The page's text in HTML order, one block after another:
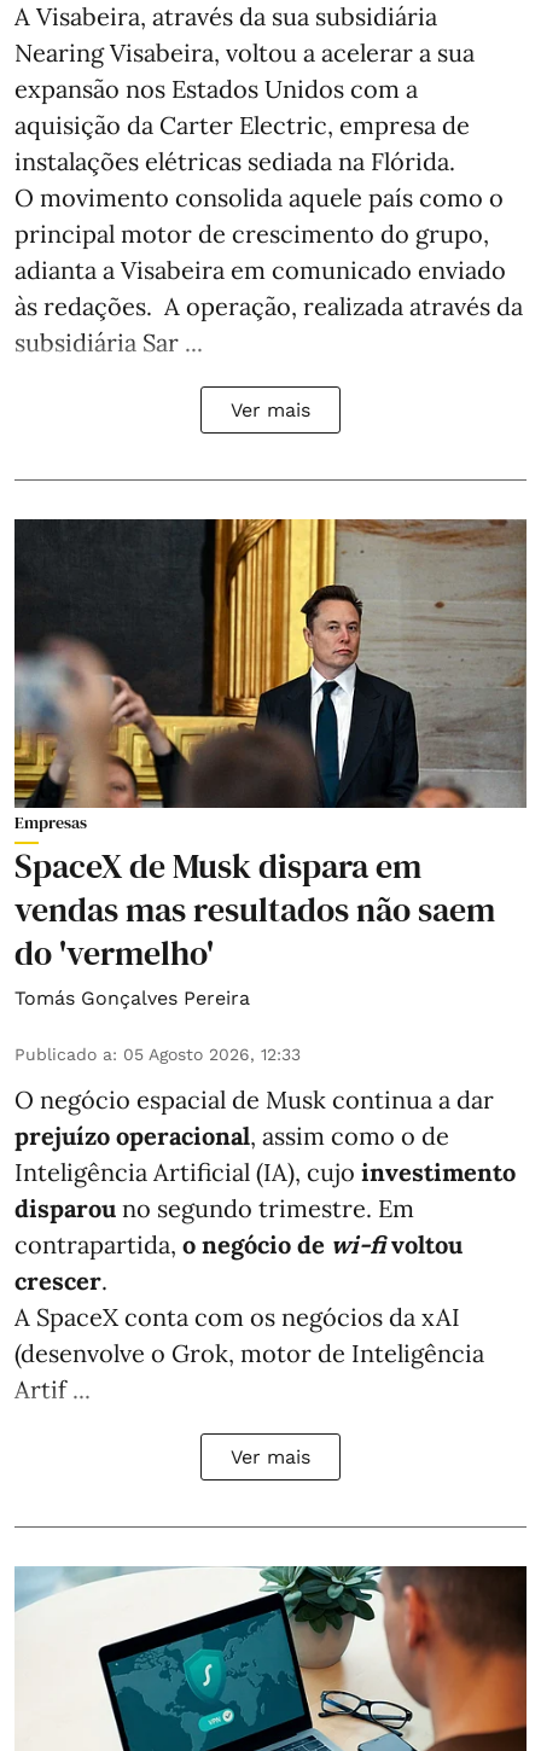
A Visabeira, através da sua subsidiária
Nearing Visabeira, voltou a acelerar a sua
expansão nos Estados Unidos com a
aquisição da Carter Electric, empresa de
instalações elétricas sediada na Flórida.
O movimento consolida aquele país como o
principal motor de crescimento do grupo,
adianta a Visabeira em comunicado enviado
às redações. A operação, realizada através da
subsidiária Sar ...
Ver mais
Empresas
SpaceX de Musk dispara em
vendas mas resultados não saem
do 'vermelho'
Tomás Gonçalves Pereira
Publicado a: 05 Agosto 2026, 12:33
O negócio espacial de Musk continua a dar
prejuízo operacional, assim como o de
Inteligência Artificial (IA), cujo investimento
disparou no segundo trimestre. Em
contrapartida, o negócio de wi-fivoltou
crescer.
A SpaceX conta com os negócios da xAI
(desenvolve o Grok, motor de Inteligência
Artif ...
Ver mais